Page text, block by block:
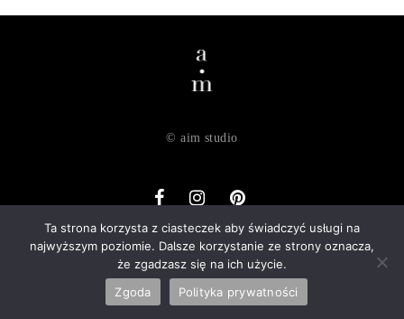
Ta strona korzysta z ciasteczek aby świadczyć usługi na
najwyższym poziomie. Dalsze korzystanie ze strony oznacza,
że zgadzasz się na ich użycie.
Zgoda
Polityka prywatności
© aim studio
o nas dostawa zwroty regulamin
polityka prywatności
kontakt